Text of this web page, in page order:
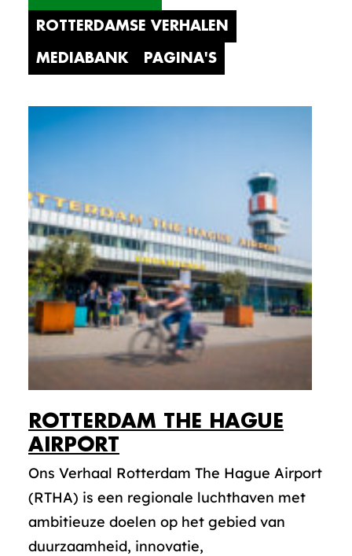
ROTTERDAMSE VERHALEN
MEDIABANK PAGINA'S
ROTTERDAM THE HAGUE
AIRPORT
Ons Verhaal Rotterdam The Hague Airport
(RTHA) is een regionale luchthaven met
ambitieuze doelen op het gebied van
duurzaamheid, innovatie,